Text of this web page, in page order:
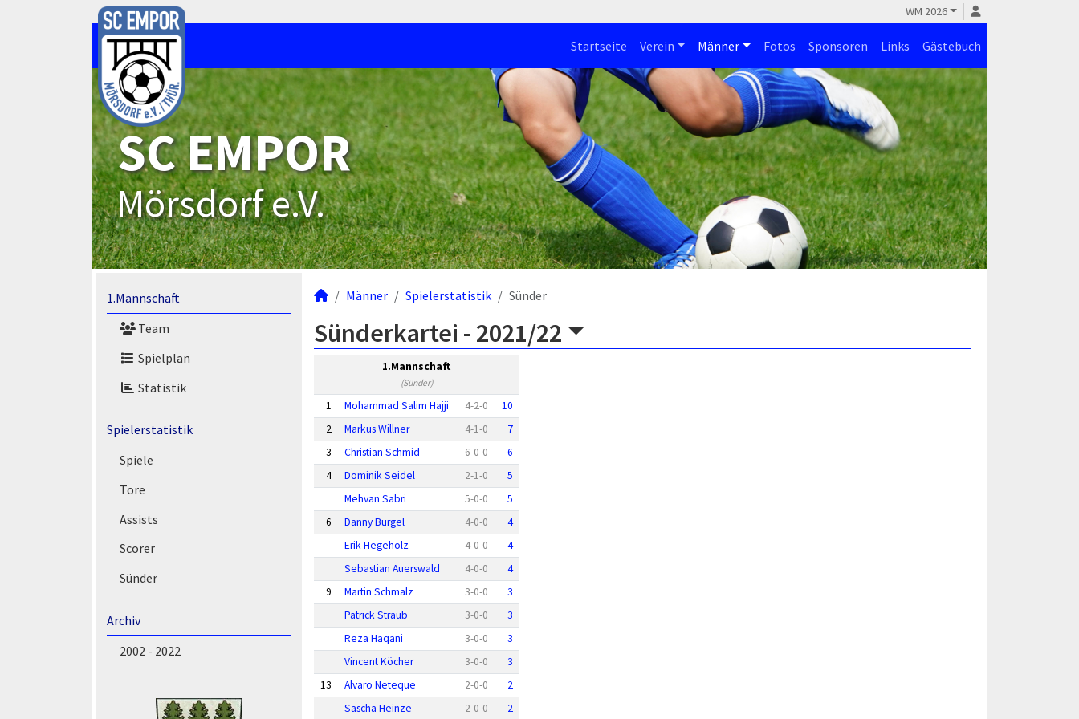
WM 2026
Startseite Verein Männer Fotos Sponsoren Links Gästebuch
SC EMPOR
Mörsdorf e.V.
1.Mannschaft
Team
Spielplan
Statistik
Spielerstatistik
Spiele
Tore
Assists
Scorer
Sünder
Archiv
2002 - 2022
Männer Spielerstatistik Sünder
Sünderkartei - 2021/22
1.Mannschaft
(Sünder)
1 Mohammad Salim Hajji 4-2-0
10
2
Markus Willner 4-1-0
7
3
Christian Schmid 6-0-0
6
4
Dominik Seidel 2-1-0
5
Mehvan Sabri
5-0-0
5
6
Danny Bürgel 4-0-0
4
Erik Hegeholz
4-0-0
4
Sebastian Auerswald
4-0-0
4
9
Martin Schmalz 3-0-0
3
Patrick Straub
3-0-0
3
Reza Haqani
3-0-0
3
Vincent Köcher
3-0-0
3
13
Alvaro Neteque 2-0-0
2
Sascha Heinze
2-0-0 2